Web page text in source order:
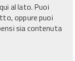
al lato. Puoi
oppure puoi
sia contenuta